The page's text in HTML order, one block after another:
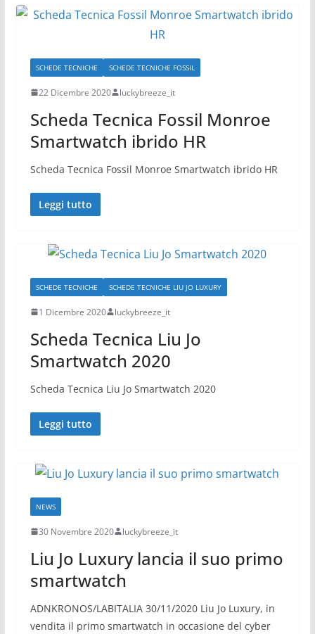
SCHEDE TECNICHE SCHEDE TECNICHE FOSSIL
22 Dicembre 2020 luckybreeze_it
Scheda Tecnica Fossil Monroe
Smartwatch ibrido HR
Scheda Tecnica Fossil Monroe Smartwatch ibrido HR
Leggi tutto
SCHEDE TECNICHE SCHEDE TECNICHE LIU JO LUXURY
1 Dicembre 2020 luckybreeze_it
Scheda Tecnica Liu Jo
Smartwatch 2020
Scheda Tecnica Liu Jo Smartwatch 2020
Leggi tutto
NEWS
30 Novembre 2020 luckybreeze_it
Liu Jo Luxury lancia il suo primo
smartwatch
ADNKRONOS/LABITALIA 30/11/2020 Liu Jo Luxury, in
vendita il primo smartwatch in occasione del cyber